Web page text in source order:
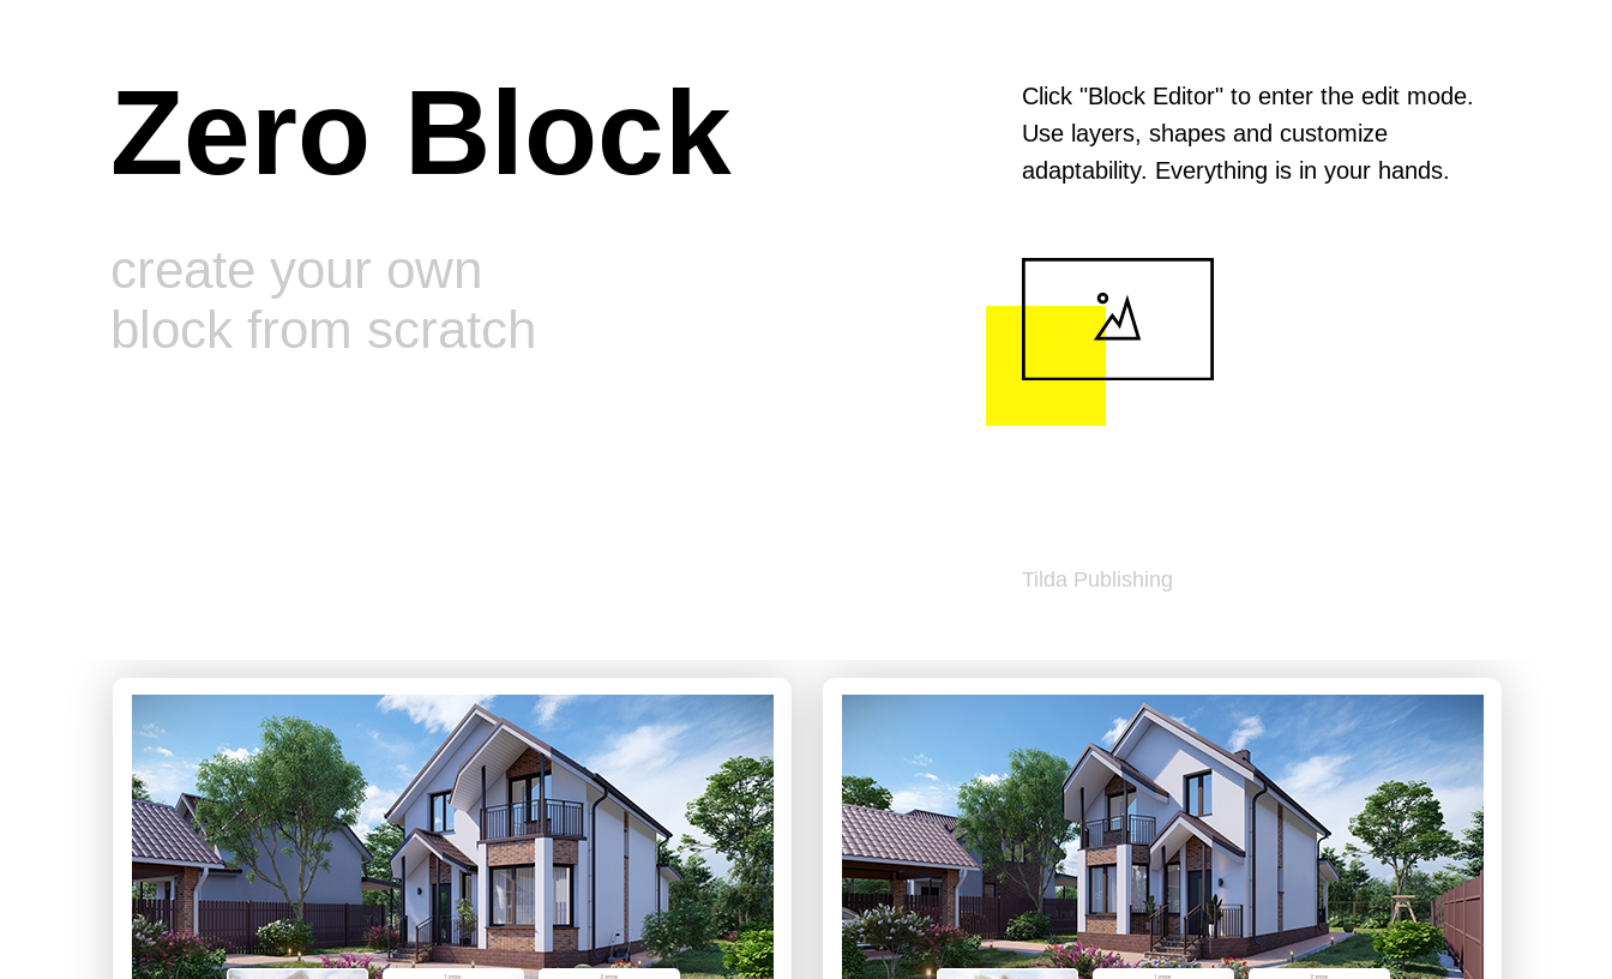
Zero Block
Click "Block Editor" to enter the edit mode.
Use layers, shapes and customize
adaptability. Everything is in your hands.
Tilda Publishing
create your own
block from scratch